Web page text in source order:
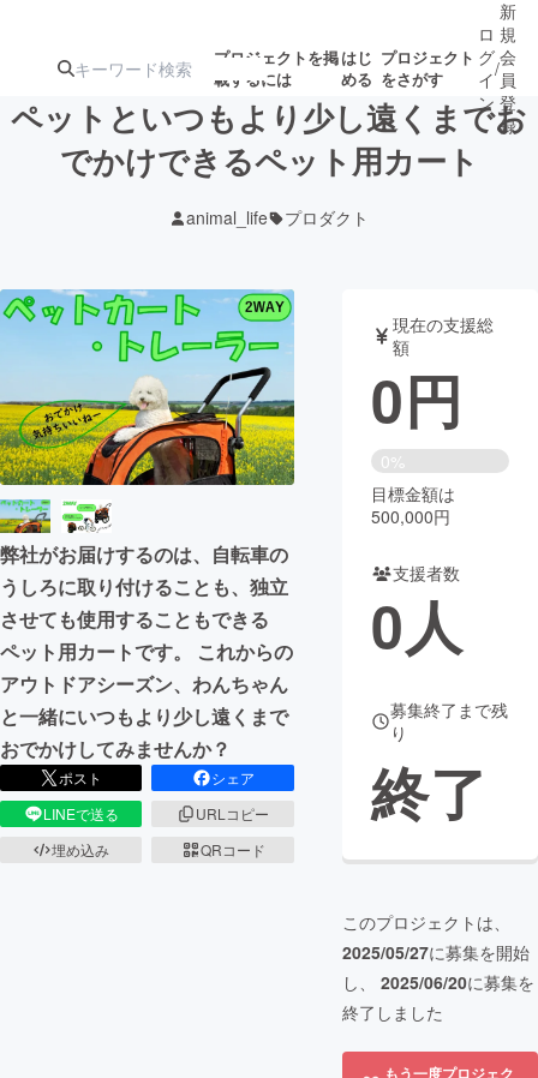
プロジェクトを掲
載するには
はじ
める
プロジェクト
をさがす
ジェクト
募集終了が近いプ
ロジェクト
アート・写真 音楽
テクノロジー・ガジェット ゲーム・サ
映像・映画 書籍・雑誌
チャレンジ
まちづくり・地域活性化
CAMPFIRE for Social Good CAMPFIRE Creation
CAMPFIREふるさと納税machi-ya
ロ
グ
イ
ン
/
新
規
会
員
登
録
ペットといつもより少し遠くまでお
でかけできるペット用カート
animal_life プロダクト
弊社がお届けするのは、自転車の
うしろに取り付けることも、独立
させても使用することもできる
ペット用カートです。 これからの
アウトドアシーズン、わんちゃん
と一緒にいつもより少し遠くまで
おでかけしてみませんか？
ポスト
シェア
LINEで送る
URLコピー
埋め込み
QRコード
現在の支援総
額
0円
0%
目標金額は
500,000円
支援者数
0人
募集終了まで残
り
終了
このプロジェクトは、
2025/05/27に募集を開始
し、 2025/06/20に募集を
終了しました
もう一度プロジェク